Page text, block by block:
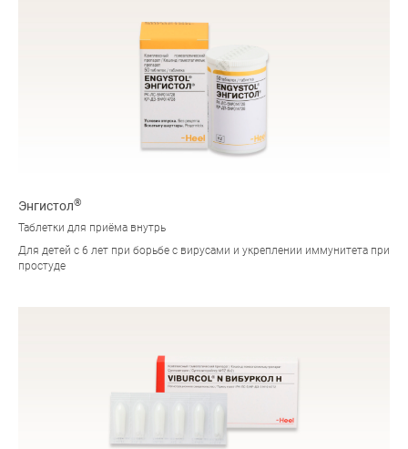
Энгистол®
Таблетки для приёма внутрь
Для детей с 6 лет при борьбе с вирусами и укреплении иммунитета при
простуде